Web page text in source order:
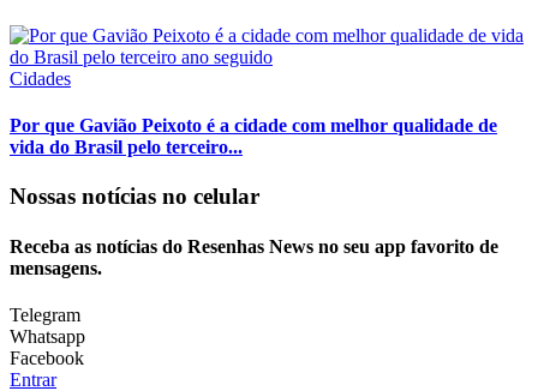
Cidades
Por que Gavião Peixoto é a cidade com melhor qualidade de
vida do Brasil pelo terceiro...
Nossas notícias no celular
Receba as notícias do Resenhas News no seu app favorito de
mensagens.
Telegram
Whatsapp
Facebook
Entrar